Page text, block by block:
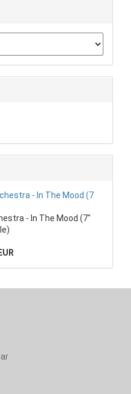
- In The Mood (7"